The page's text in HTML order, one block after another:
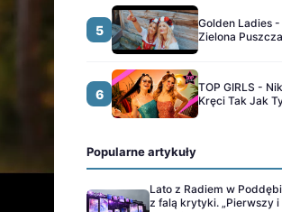
5
Golden Ladies -
Zielona Puszcza
6
TOP GIRLS -
Kręci Tak Jak
Popularne artykuły
Lato z Radiem w
z falą krytyki. „Pierwszy i